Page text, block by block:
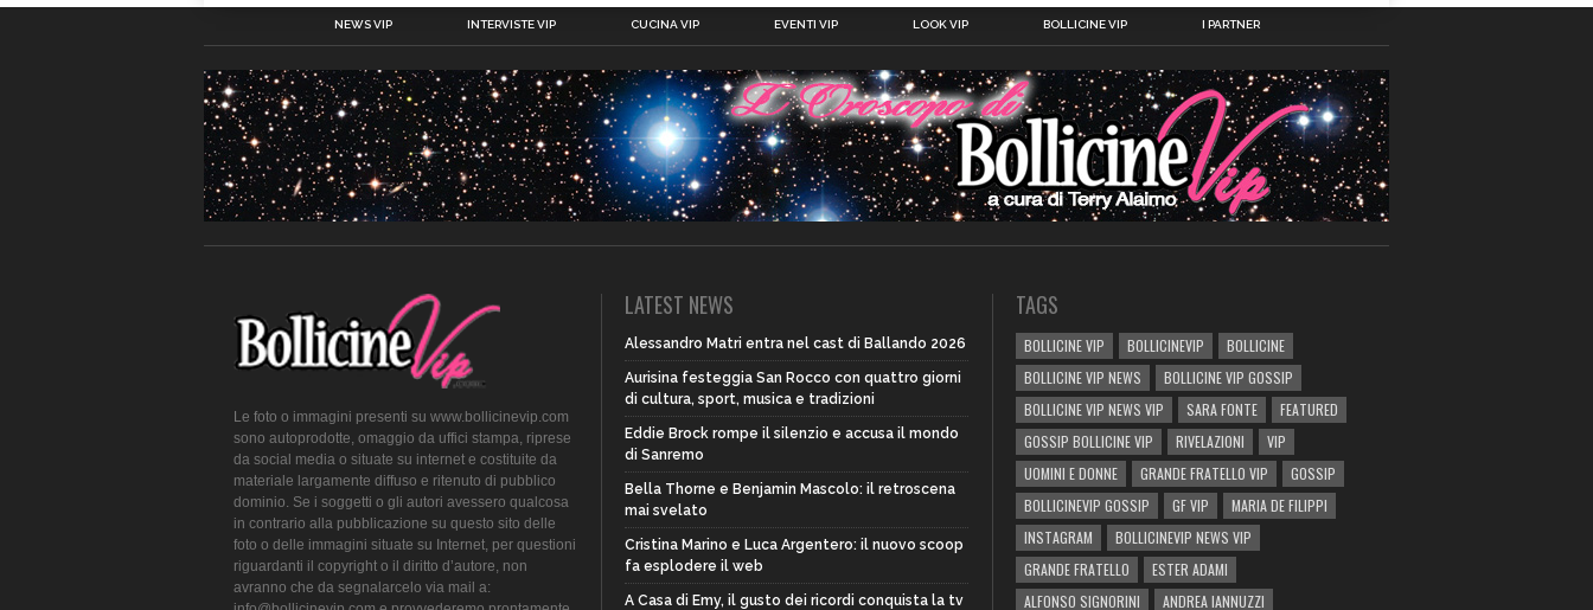
NEWS VIP INTERVISTE VIP CUCINA VIP EVENTI VIP LOOK VIP BOLLICINE VIP I PARTNER
Le foto o immagini presenti su www.bollicinevip.com
sono autoprodotte, omaggio da uffici stampa, riprese
da social media o situate su internet e costituite da
materiale largamente diffuso e ritenuto di pubblico
dominio. Se i soggetti o gli autori avessero qualcosa
in contrario alla pubblicazione su questo sito delle
foto o delle immagini situate su Internet, per questioni
riguardanti il copyright o il diritto d’autore, non
avranno che da segnalarcelo via mail a:
LATEST NEWS
Alessandro Matri entra nel cast di Ballando 2026
Aurisina festeggia San Rocco con quattro giorni
di cultura, sport, musica e tradizioni
Eddie Brock rompe il silenzio e accusa il mondo
di Sanremo
Bella Thorne e Benjamin Mascolo: il retroscena
mai svelato
Cristina Marino e Luca Argentero: il nuovo scoop
fa esplodere il web
A Casa di Emy, il gusto dei ricordi conquista la tv
TAGS
BOLLICINE VIP BOLLICINEVIP
BOLLICINE
BOLLICINE VIP NEWS
BOLLICINE VIP GOSSIP
BOLLICINE VIP NEWS VIP
SARA FONTE
FEATURED
GOSSIP BOLLICINE VIP
RIVELAZIONI
VIP
UOMINI E DONNE
GRANDE FRATELLO VIP
GOSSIP
BOLLICINEVIP GOSSIP
GF VIP
MARIA DE FILIPPI
INSTAGRAM
BOLLICINEVIP NEWS VIP
GRANDE FRATELLO
ESTER ADAMI
ALFONSO SIGNORINI
ANDREA IANNUZZI